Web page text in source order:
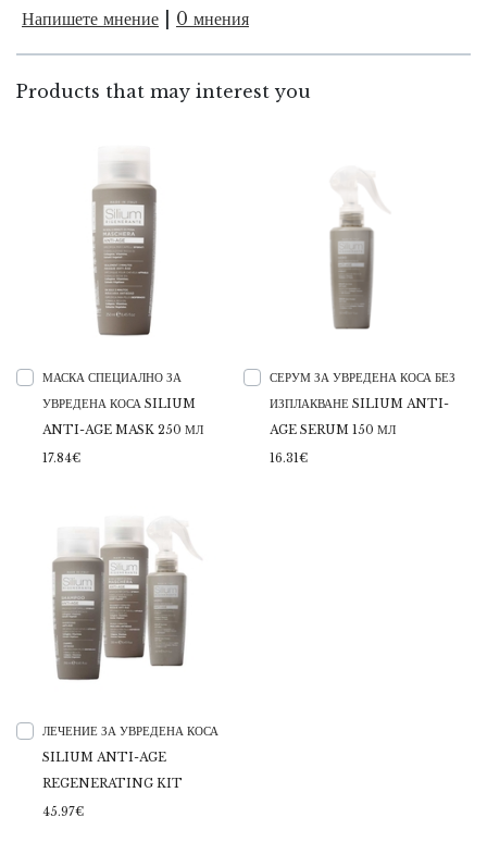
Напишете мнение 0 мнения
Products that may interest you
МАСКА СПЕЦИАЛНО ЗА
УВРЕДЕНА КОСА SILIUM
ANTI-AGE MASK 250 МЛ
17.84€
СЕРУМ ЗА УВРЕДЕНА КОСА БЕЗ
ИЗПЛАКВАНЕ SILIUM ANTI-
AGE SERUM 150 МЛ
16.31€
ЛЕЧЕНИЕ ЗА УВРЕДЕНА КОСА
SILIUM ANTI-AGE
REGENERATING KIT
45.97€